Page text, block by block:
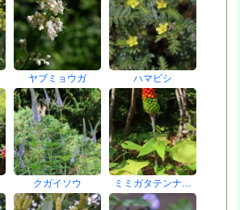
ヤブミョウガ ハマビシ
クガイソウ ミミガタテンナ…